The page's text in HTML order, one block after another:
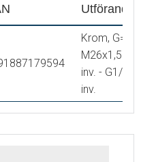
Utförande
Krom, G=
M26x1,5
inv. - G1/2
inv.